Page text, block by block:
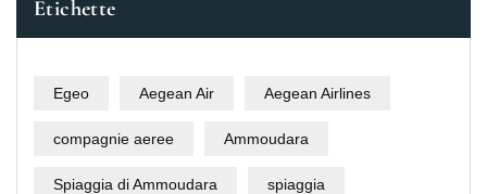
Etichette
Egeo Aegean Air Aegean Airlines
compagnie aeree Ammoudara
Spiaggia di Ammoudara spiaggia